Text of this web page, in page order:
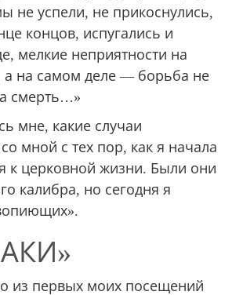
не успели, не прикоснулись,
концов, испугались и
мелкие неприятности на
а на самом деле — борьба не
смерть…»
мне, какие случаи
мной с тех пор, как я начала
к церковной жизни. Были они
калибра, но сегодня я
из первых моих посещений